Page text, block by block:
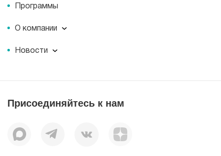
Программы
О компании
О компании
Пациентам
Миссия
Корпоративная социальная ответственность
Новости
Пресс-центр
Присоединяйтесь к нам